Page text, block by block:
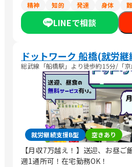
精神
知的 発達 身体
LINEで相談
ドットワーク 船橋(就労
総武線「船橋駅」より徒歩約15分/「
就労継続支援B型 空きあり
【月収7万越え！】送迎、お昼ご
週1通所可！在宅勤務OK！